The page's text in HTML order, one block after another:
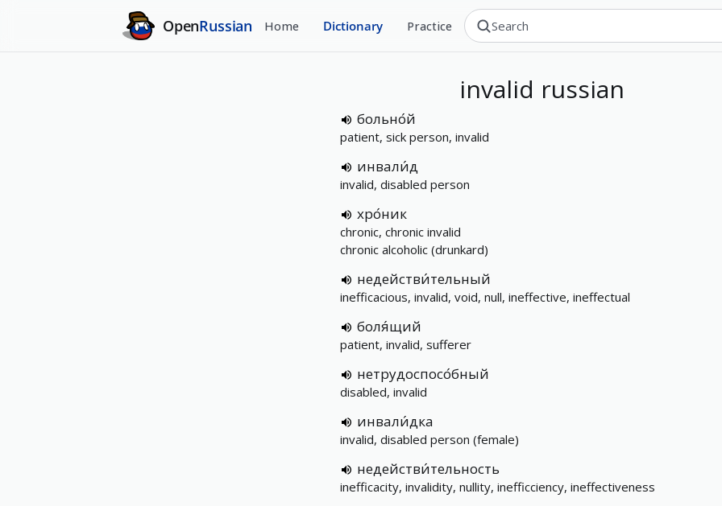
OpenRussian Home Dictionary Practice
invalid russian
больно́й
patient, sick person, invalid
инвали́д
invalid, disabled person
хро́ник
chronic, chronic invalid
chronic alcoholic (drunkard)
недействи́тельный
inefficacious, invalid, void, null, ineffective, ineffectual
боля́щий
patient, invalid, sufferer
нетрудоспосо́бный
disabled, invalid
инвали́дка
invalid, disabled person (female)
недействи́тельность
inefficacity, invalidity, nullity, inefficciency, ineffectiveness